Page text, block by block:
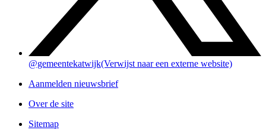
@gemeentekatwijk(Verwijst naar een externe website)
Aanmelden nieuwsbrief
Over de site
Sitemap